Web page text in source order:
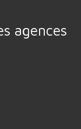
agences